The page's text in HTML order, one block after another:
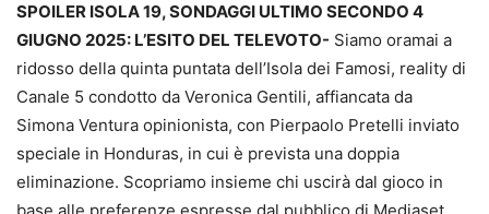
SPOILER ISOLA 19, SONDAGGI ULTIMO SECONDO 4
GIUGNO 2025: L’ESITO DEL TELEVOTO- Siamo oramai a
ridosso della quinta puntata dell’Isola dei Famosi, reality di
Canale 5 condotto da Veronica Gentili, affiancata da
Simona Ventura opinionista, con Pierpaolo Pretelli inviato
speciale in Honduras, in cui è prevista una doppia
eliminazione. Scopriamo insieme chi uscirà dal gioco in